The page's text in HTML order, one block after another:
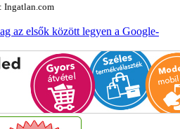
Ingatlan.com
az elsők között legyen a Google-